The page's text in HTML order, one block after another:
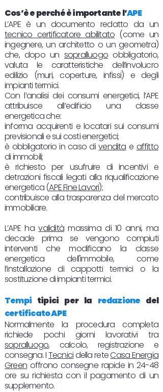
Cos’è e perché è importante l’APE
L’APE è un documento redatto da un
tecnico certificatore abilitato (come un
ingegnere, un architetto o un geometra)
che, dopo un sopralluogo obbligatorio,
valuta le caratteristiche dell’involucro
edilizio (muri, coperture, infissi) e degli
impianti termici.
Con l’analisi dei consumi energetici, l’APE
attribuisce all’edificio una classe
energetica che:
informa acquirenti e locatari sui consumi
previsionali e sui costi energetici;
è obbligatorio in caso divendita e affitto
di immobili;
è richiesto per usufruire di incentivi e
detrazioni fiscali legati alla riqualificazione
energetica (APE Fine Lavori);
contribuisce alla trasparenza del mercato
immobiliare.
L’APE havaliditàmassima di 10 anni, ma
decade prima se vengono compiuti
interventi che modificano la classe
energetica dell'immobile, come
l’installazione di cappotti termici o la
sostituzione di impianti termici.
Tempi tipici per la redazione del
certificato APE
Normalmente la procedura completa
richiede pochi giorni lavorativi tra
sopralluogo, calcolo, registrazione e
consegna. ITecnicidella reteCasa Energia
Green offrono consegne rapide in 24-48
ore su richiesta con il pagamento di un
supplemento.